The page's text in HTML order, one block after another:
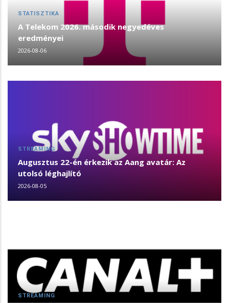
STATISZTIKA
A Telekom 2026. második negyedéves
eredményei
2026-08-06
STREAMING
Augusztus 22-én érkezik az Aang avatár: Az
utolsó léghajlító
2026-08-05
STREAMING